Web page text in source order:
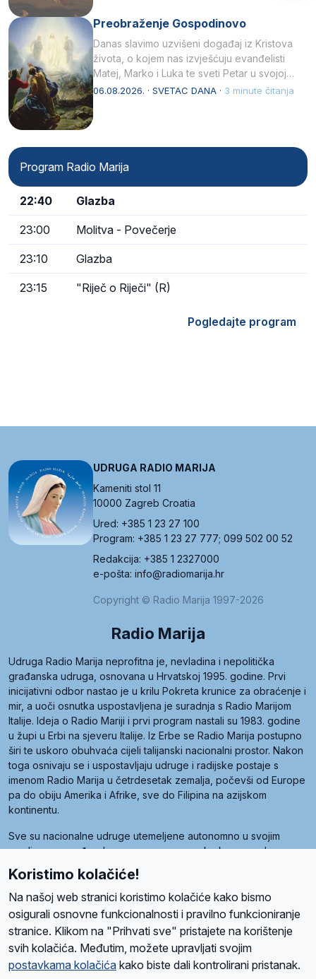
Preobraženje Gospodinovo
Danas slavimo uzvišeni događaj iz Kristova
života, o kojem nas izvješćuju evanđelisti
Matej, Marko i Luka te sveti Petar u svojoj
drugoj…
06.08.2026. · SVETAC DANA · 3 minute čitanja
Program Radio Marija
22:40 Glazba
23:00 Molitva - Povečerje
23:10 Glazba
23:15 "Riječ o Riječi" (R)
Pogledajte program
UDRUGA RADIO MARIJA
Kameniti stol 11
10000 Zagreb Croatia
Ured: +385 1 23 27 100
Program: +385 1 23 27 777; 099 502 00 52
Redakcija: +385 1 2327000
e-pošta: info@radiomarija.hr
Copyright © Radio Marija 1997-2026
Radio Marija
Udruga Radio Marija neprofitna je, nevladina i nepolitička
građanska udruga, osnovana u Hrvatskoj 1995. godine. Prvi
inicijativni odbor nastao je u krilu Pokreta krunice za obraćenje i
mir, a uoči osnutka uspostavljena je suradnja s Radio Marijom
Italije. Ideja o Radio Mariji i prvi program nastali su 1983. godine
u župi u Erbi na sjeveru Italije. Iz Erbe se Radio Marija postupno
širi te uskoro obuhvaća cijeli talijanski nacionalni prostor. Nakon
toga osnivaju se i uspostavljaju udruge i radijske postaje s
imenom Radio Marija u četrdesetak zemalja, počevši od Europe
pa do obiju Amerika i Afrike, sve do Filipina na azijskom
kontinentu.
Sve su nacionalne udruge utemeljene autonomno u svojim
zemljama, a međusobna su povezane preko krovne udruge
pod nazivom Svjetska obitelj Radio Marije (World Family of
Radio Maria). Svjetsku obitelj utemeljilo je sedam članica, među
kojima je i hrvatska Udruga Radio Marija.
O namaRadio ProgramVolonteriPrijateljiKontaktPravila privatnosti
Koristimo kolačiće!
Na našoj web stranici koristimo kolačiće kako bismo
osigurali osnovne funkcionalnosti i pravilno funkcioniranje
stranice. Klikom na "Prihvati sve" pristajete na korištenje
svih kolačića. Međutim, možete upravljati svojim
postavkama kolačića kako biste dali kontrolirani pristanak.